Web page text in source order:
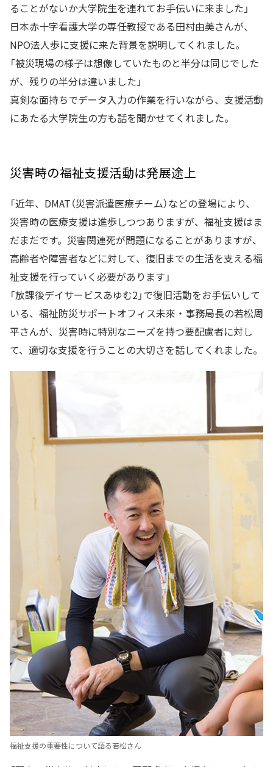
ることがないか大学院生を連れてお手伝いに来ました」
日本赤十字看護大学の専任教授である田村由美さんが、
NPO法人歩に支援に来た背景を説明してくれました。
「被災現場の様子は想像していたものと半分は同じでした
が、残りの半分は違いました」
真剣な面持ちでデータ入力の作業を行いながら、支援活動
にあたる大学院生の方も話を聞かせてくれました。
災害時の福祉支援活動は発展途上
「近年、DMAT（災害派遣医療チーム）などの登場により、
災害時の医療支援は進歩しつつありますが、福祉支援はま
だまだです。災害関連死が問題になることがありますが、
高齢者や障害者などに対して、復旧までの生活を支える福
祉支援を行っていく必要があります」
「放課後デイサービスあゆむ2」で復旧活動をお手伝いして
いる、福祉防災サポートオフィス未來・事務局長の若松周
平さんが、災害時に特別なニーズを持つ要配慮者に対し
て、適切な支援を行うことの大切さを話してくれました。
福祉支援の重要性について語る若松さん